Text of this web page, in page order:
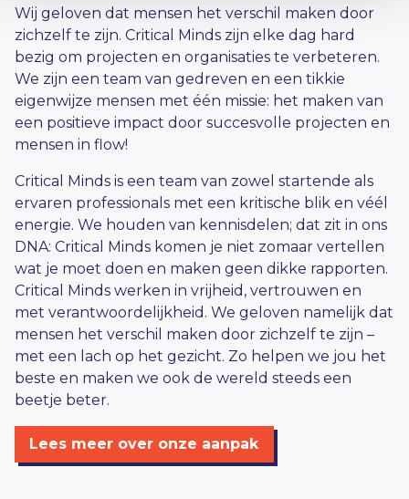
Wij geloven dat mensen het verschil maken door
zichzelf te zijn. Critical Minds zijn elke dag hard
bezig om projecten en organisaties te verbeteren.
We zijn een team van gedreven en een tikkie
eigenwijze mensen met één missie: het maken van
een positieve impact door succesvolle projecten en
mensen in flow!
Critical Minds is een team van zowel startende als
ervaren professionals met een kritische blik en véél
energie. We houden van kennisdelen; dat zit in ons
DNA: Critical Minds komen je niet zomaar vertellen
wat je moet doen en maken geen dikke rapporten.
Critical Minds werken in vrijheid, vertrouwen en
met verantwoordelijkheid. We geloven namelijk dat
mensen het verschil maken door zichzelf te zijn –
met een lach op het gezicht. Zo helpen we jou het
beste en maken we ook de wereld steeds een
beetje beter.
Lees meer over onze aanpak